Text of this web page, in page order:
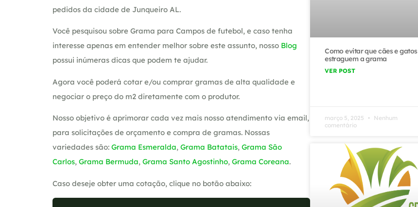
pedidos da cidade de Junqueiro AL.
Você pesquisou sobre Grama para Campos de futebol, e caso tenha
interesse apenas em entender melhor sobre este assunto, nosso Blog
possui inúmeras dicas que podem te ajudar.
Agora você poderá cotar e/ou comprar gramas de alta qualidade e
negociar o preço do m2 diretamente com o produtor.
Nosso objetivo é aprimorar cada vez mais nosso atendimento via email,
para solicitações de orçamento e compra de gramas. Nossas
variedades são: Grama Esmeralda, Grama Batatais, Grama São
Carlos, Grama Bermuda, Grama Santo Agostinho, Grama Coreana.
Caso deseje obter uma cotação, clique no botão abaixo:
Como evitar que cães e gatos
estraguem a grama
VER POST
março 5, 2025
Nenhum
comentário